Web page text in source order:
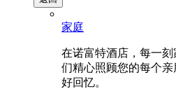
家庭
在诺富特酒店，每一
们精心照顾您的每个
好回忆。